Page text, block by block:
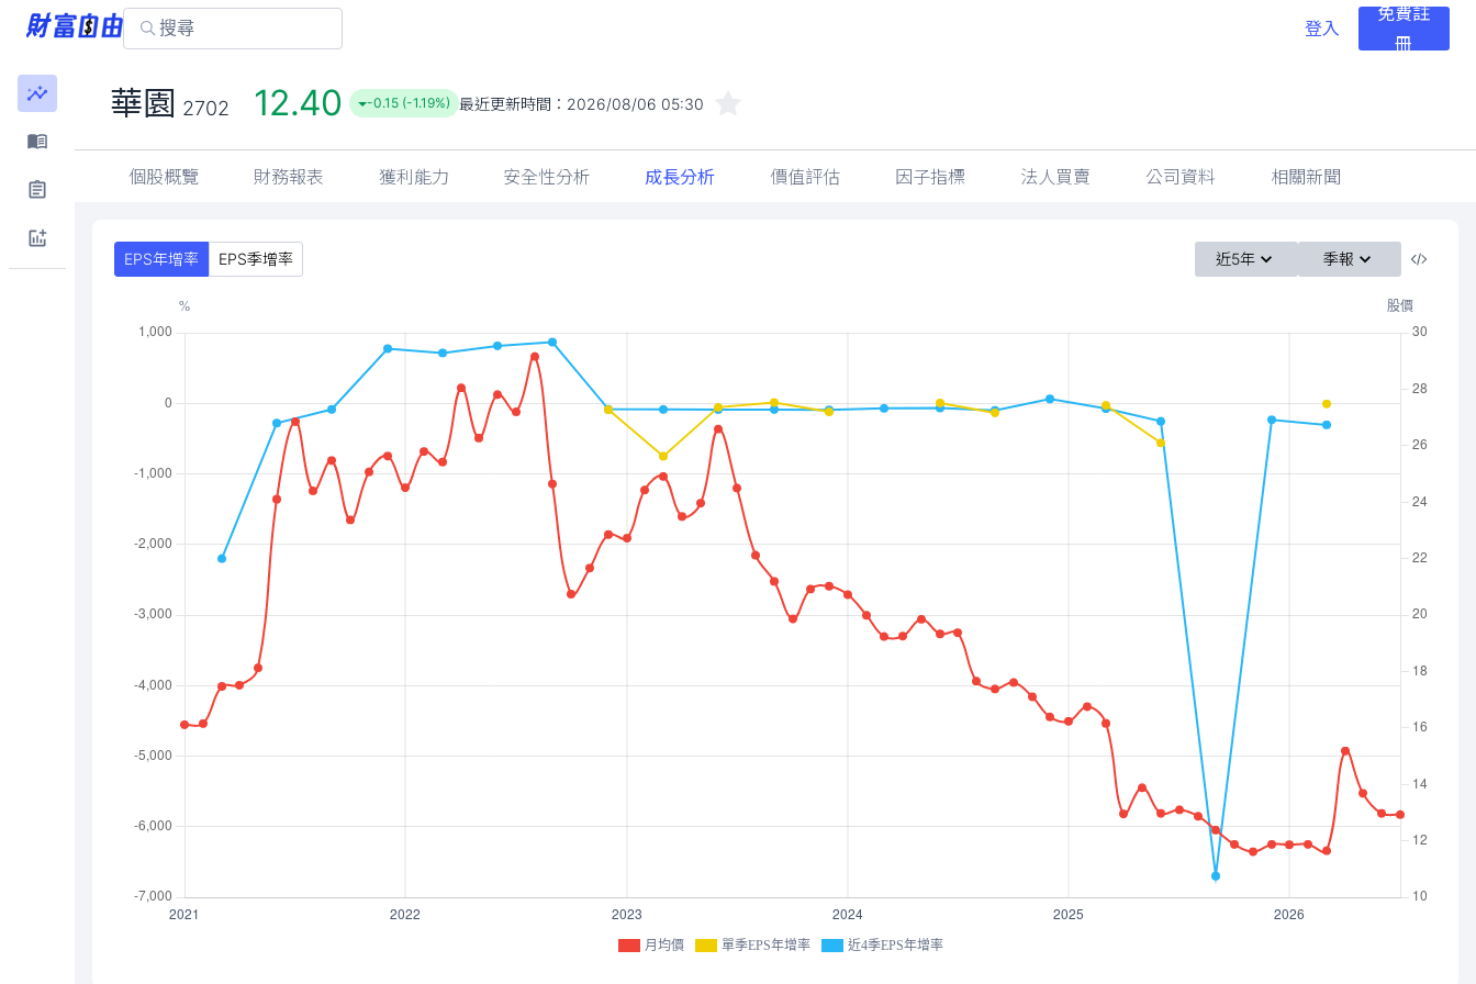
登入
免費註
冊
華園 2702 12.40 -0.15 (-1.19%) 最近更新時間： 2026/08/06 05:30
個股概覽 財務報表 獲利能力 安全性分析 成長分析 價值評估 因子指標 法人買賣 公司資料 相關新聞
EPS年增率 EPS季增率 近5年 季報
月均價 單季EPS年增率 近4季EPS年增率